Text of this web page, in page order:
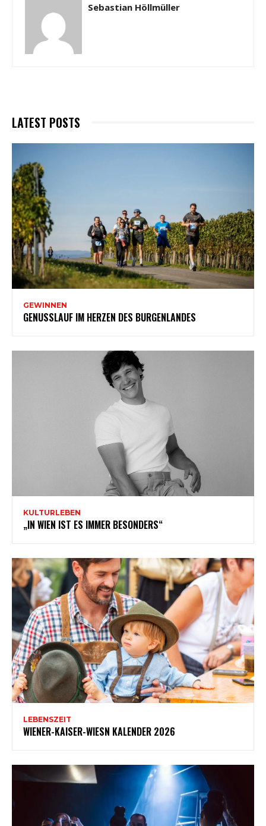
Sebastian Höllmüller
LATEST POSTS
GEWINNEN
GENUSSLAUF IM HERZEN DES BURGENLANDES
KULTURLEBEN
„IN WIEN IST ES IMMER BESONDERS“
LEBENSZEIT
WIENER-KAISER-WIESN KALENDER 2026